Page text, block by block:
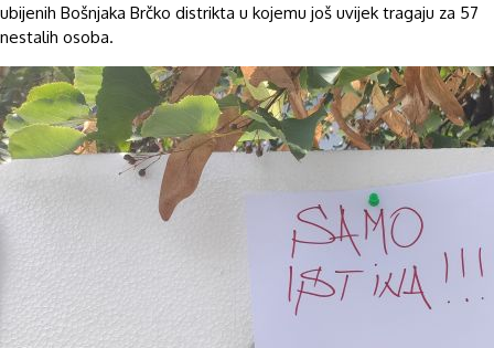
ubijenih Bošnjaka Brčko distrikta u kojemu još uvijek tragaju za 57
nestalih osoba.